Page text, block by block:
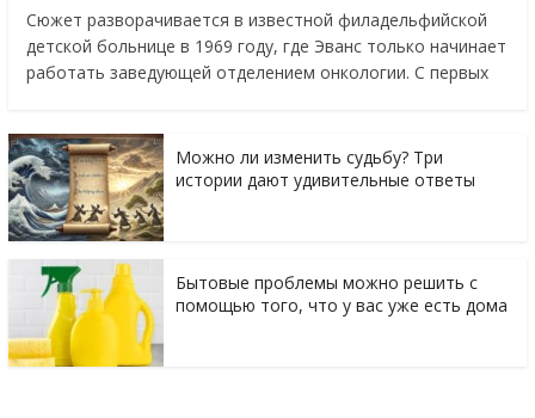
Сюжет разворачивается в известной филадельфийской
детской больнице в 1969 году, где Эванс только начинает
работать заведующей отделением онкологии. С первых
Можно ли изменить судьбу? Три
истории дают удивительные ответы
Бытовые проблемы можно решить с
помощью того, что у вас уже есть дома